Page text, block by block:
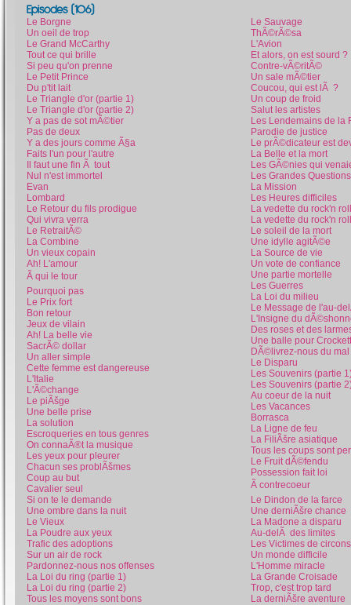
Episodes (106)
Le Borgne
Un oeil de trop
Le Grand McCarthy
Tout ce qui brille
Si peu qu'on prenne
Le Petit Prince
Du p'tit lait
Le Triangle d'or (partie 1)
Le Triangle d'or (partie 2)
Y a pas de sot mÃ©tier
Pas de deux
Y a des jours comme Ã§a
Faits l'un pour l'autre
Il faut une fin Ã tout
Nul n'est immortel
Evan
Lombard
Le Retour du fils prodigue
Qui vivra verra
Le RetraitÃ©
La Combine
Un vieux copain
Ah! L'amour
Ã qui le tour
Pourquoi pas
Le Prix fort
Bon retour
Jeux de vilain
Ah! La belle vie
SacrÃ© dollar
Un aller simple
Cette femme est dangereuse
L'Italie
L'Ã©change
Le piÃšge
Une belle prise
La solution
Escroqueries en tous genres
On connaÃ®t la musique
Les yeux pour pleurer
Chacun ses problÃšmes
Coup au but
Cavalier seul
Si on te le demande
Une ombre dans la nuit
Le Vieux
La Poudre aux yeux
Trafic des adoptions
Sur un air de rock
Pardonnez-nous nos offenses
La Loi du ring (partie 1)
La Loi du ring (partie 2)
Tous les moyens sont bons
Le Sauvage
ThÃ©rÃ©sa
L'Avion
Et alors, on est sourd ?
Contre-vÃ©ritÃ©
Un sale mÃ©tier
Coucou, qui est lÃ ?
Un coup de froid
Salut les artistes
Les Lendemains de la
Parodie de justice
Le prÃ©dicateur est
La Belle et la mort
Les GÃ©nies qui
Les Grandes Questions
La Mission
Les Heures difficiles
La vedette du rock'n
La vedette du rock'n
Le soleil de la mort
Une idylle agitÃ©e
La Source de vie
Un vote de confiance
Une partie mortelle
Les Guerres
La Loi du milieu
Le Message de l'au-
L'Insigne du
Des roses et des
Une balle pour Crockett
DÃ©livrez-nous du mal
Le Disparu
Les Souvenirs (partie
Les Souvenirs (partie
Au coeur de la nuit
Les Vacances
Borrasca
La Ligne de feu
La FiliÃšre asiatique
Tous les coups sont
Le Fruit dÃ©fendu
Possession fait loi
Ã contrecoeur
Le Dindon de la farce
Une derniÃšre chance
La Madone a disparu
Au-delÃ des limites
Les Victimes de
Un monde difficile
L'Homme miracle
La Grande Croisade
Trop, c'est trop tard
La derniÃšre aventure